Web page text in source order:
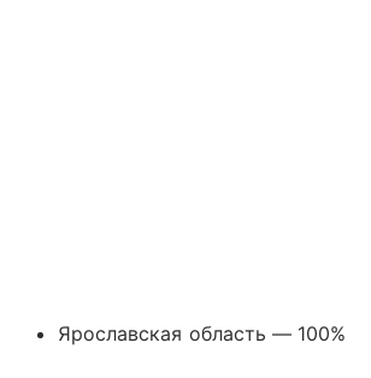
Ярославская область — 100%